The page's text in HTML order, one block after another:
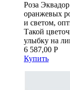
Роза
оранжевых
и светом,
Такой
улыбку на
6 587,00 Р
Купить